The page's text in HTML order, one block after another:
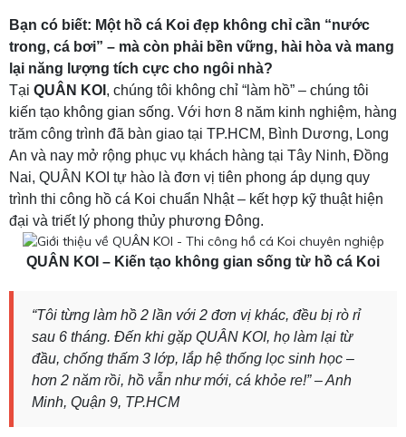
Bạn có biết: Một hồ cá Koi đẹp không chỉ cần “nước
trong, cá bơi” – mà còn phải bền vững, hài hòa và mang
lại năng lượng tích cực cho ngôi nhà?
Tại QUÂN KOI , chúng tôi không chỉ “làm hồ” – chúng tôi
kiến tạo không gian sống. Với hơn 8 năm kinh nghiệm, hàng
trăm công trình đã bàn giao tại TP.HCM, Bình Dương, Long
An và nay mở rộng phục vụ khách hàng tại Tây Ninh, Đồng
Nai, QUÂN KOI tự hào là đơn vị tiên phong áp dụng quy
trình thi công hồ cá Koi chuẩn Nhật – kết hợp kỹ thuật hiện
đại và triết lý phong thủy phương Đông.
QUÂN KOI – Kiến tạo không gian sống từ hồ cá Koi
“Tôi từng làm hồ 2 lần với 2 đơn vị khác, đều bị rò rỉ
sau 6 tháng. Đến khi gặp QUÂN KOI, họ làm lại từ
đầu, chống thấm 3 lớp, lắp hệ thống lọc sinh học –
hơn 2 năm rồi, hồ vẫn như mới, cá khỏe re!” – Anh
Minh, Quận 9, TP.HCM